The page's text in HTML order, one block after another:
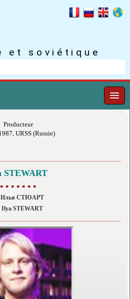
et soviétique
Producteur
URSS (Russie)
STEWART
▪ ▪ ▪ ▪ ▪ ▪ ▪
Илья СТЮАРТ
Ilya STEWART